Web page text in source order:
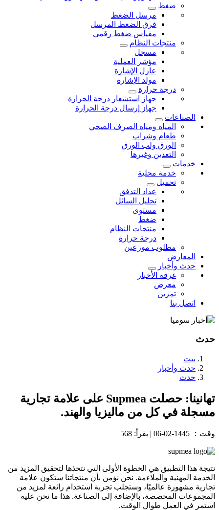
ضغط
مرسل الضغط
فرق الضغط المرسل
مقياس ضغط رقمي
منتجات النظام
مسجل
مؤشر العملية
عازل الإشارة
مولد الإشارة
درجة حرارة
جهاز استشعار درجة الحرارة
جهاز إرسال درجة الحرارة
الصناعات
المياه ومياه الصرف الصحي
طعام وشراب
الورق ولب الورق
التعدين وغيرها
خدمات
خدمة محلية
تحميل
عداد التدفق
تحليل السائل
مستوى
ضغط
منتجات النظام
درجة حرارة
مطلوب موزعين
المعارض
حدث وأخبار
غرفة الأخبار
معرض
تمرين
اتصل بنا
حدث
بيت
حدث وأخبار
حدث
تهانينا: حصلت Supmea على علامة تجارية
مسجلة في كل من ماليزيا والهند.
وقت： 1445-02-06
| يقرأ: 568
نتيجة هذا التطبيق هي الخطوة الأولى التي نتخذها لتحقيق المزيد من
الخدمة المهنية والملاءمة. نحن نؤمن بأن منتجاتنا ستكون علامة
تجارية مشهورة عالميًا، وستجلب تجربة استخدام رائعة لمزيد من
المجموعات المخصصة، بالإضافة إلى الصناعة. هذا ما نحن عليه
استمر في العمل طوال الوقت.